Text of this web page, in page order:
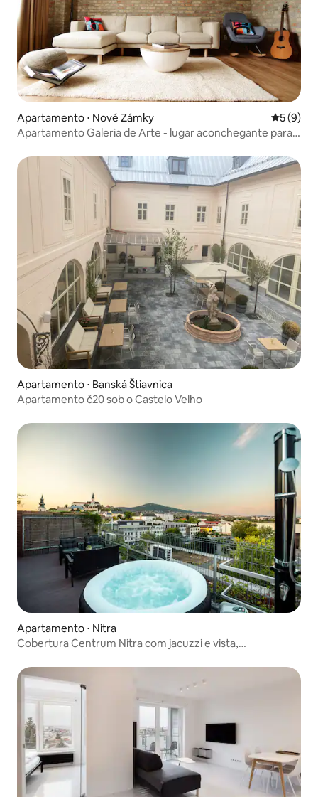
Apartamento ⋅ Nové Zámky 5 de
5 (9)
Apartamento Galeria de Arte - lugar aconchegante para
Apartamento ⋅ Banská Štiavnica
Apartamento č20 sob o Castelo Velho
Apartamento ⋅ Nitra
Cobertura Centrum Nitra com jacuzzi e vista,